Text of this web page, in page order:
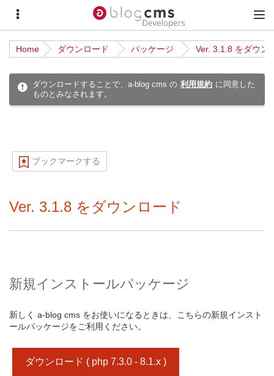
サ
イ
ド
メ
ニ
メ
イ
ン
メ
Home ダウンロード パッケージ Ver. 3.1.8 をダウン
ダウンロードすることで、a-blog cms の 利用規約 に同意した
ものとみなされます。
ブックマークする
Ver. 3.1.8 をダウンロード
新規インストールパッケージ
新しく a-blog cms をお使いになるときは、こちらの新規インスト
ールパッケージをご利用ください。
ダウンロード ( php 7.3.0 - 8.1.x )